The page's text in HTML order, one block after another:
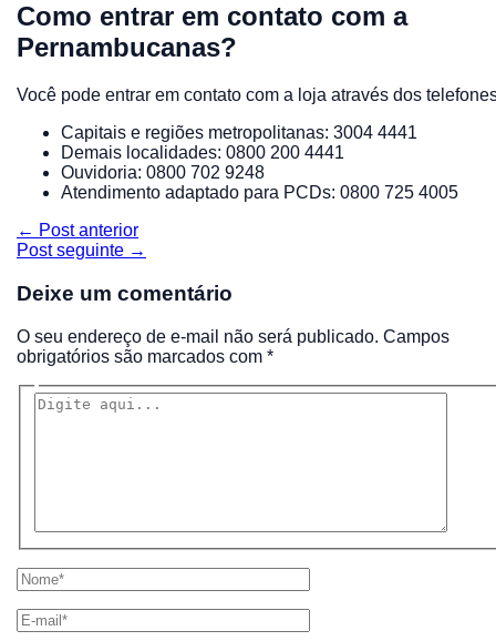
Como entrar em contato com a
Pernambucanas?
Você pode entrar em contato com a loja através dos
Capitais e regiões metropolitanas: 3004 4441
Demais localidades: 0800 200 4441
Ouvidoria: 0800 702 9248
Atendimento adaptado para PCDs: 0800 725 4005
Navegação de Post
← Post anterior
Post seguinte →
Deixe um comentário
O seu endereço de e-mail não será publicado. Campos
obrigatórios são marcados com *
Digite aqui...
Nome*
E-mail*